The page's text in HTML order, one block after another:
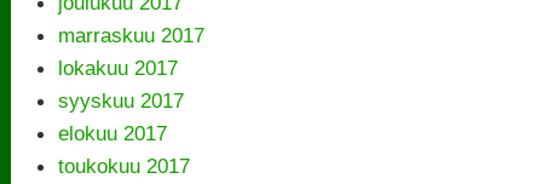
marraskuu 2017
lokakuu 2017
syyskuu 2017
elokuu 2017
toukokuu 2017